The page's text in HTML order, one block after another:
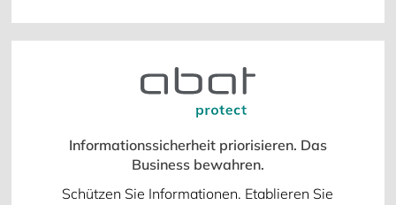
Informationssicherheit priorisieren. Das
Business bewahren.
Schützen Sie Informationen. Etablieren Sie